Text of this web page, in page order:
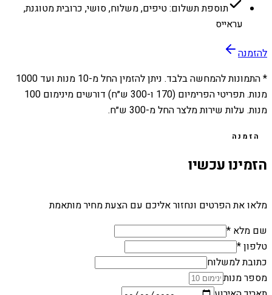
תוספת תשלום: טיפים, משלוח, סושי, כרובית מטוגנת,
עראייס
להזמנה
* התמונות להמחשה בלבד. ניתן להזמין החל מ-10 מנות ועד 1000
מנות. תפריטי הפרימיום (170 ו-300 ש״ח) דורשים מינימום 100
מנות. עלות שירות מלצר החל מ-300 ש״ח.
הזמנה
הזמינו עכשיו
מלאו את הפרטים ונחזור אליכם עם הצעת מחיר מותאמת
שם מלא *
טלפון *
כתובת למשלוח
מספר מנות